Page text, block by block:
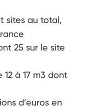
sites au total,
25 sur le site
12 à 17 m3 dont
d’euros en